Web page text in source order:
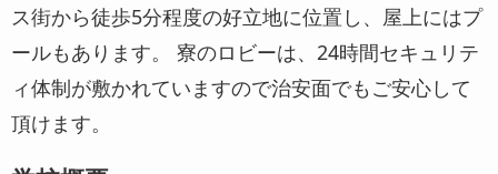
ス街から徒歩5分程度の好立地に位置し、屋上にはプ
ールもあります。 寮のロビーは、24時間セキュリテ
ィ体制が敷かれていますので治安面でもご安心して
頂けます。